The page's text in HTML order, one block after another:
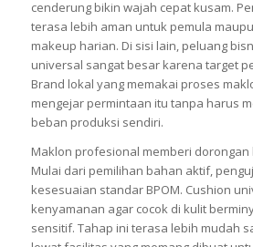
cenderung bikin wajah cepat kusam.
terasa lebih aman untuk pemula
makeup harian. Di sisi lain, peluang
universal sangat besar karena target
Brand lokal yang memakai proses
mengejar permintaan itu tanpa harus
beban produksi sendiri.
Maklon profesional memberi
Mulai dari pemilihan bahan aktif,
kesesuaian standar BPOM. Cushion
kenyamanan agar cocok di kulit
sensitif. Tahap ini terasa lebih mudah